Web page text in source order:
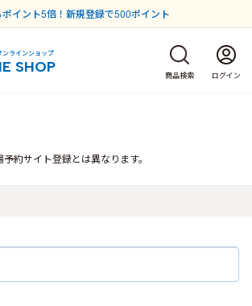
イント5倍！新規登録で500ポイント
ンラインショップ
SHOP 商品検索 ログイン
約サイト登録とは異なります。